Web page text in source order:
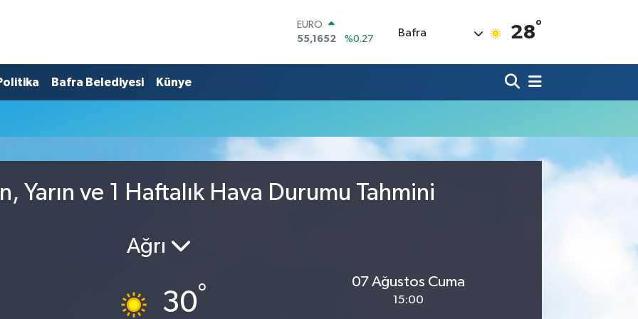
EURO
55,1652
%0.27
BITCOIN
%0.17
Bafra 28°
Bafra Belediyesi Künye
Yarın ve 1 Haftalık Hava Durumu Tahmini
Ağrı
30°
07 Ağustos Cuma
15:00